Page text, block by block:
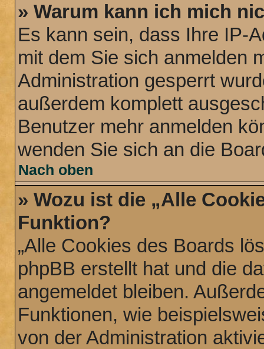
» Warum kann ich mich
Es kann sein, dass Ihre IP-
mit dem Sie sich anmelden
Administration gesperrt
außerdem komplett
Benutzer mehr anmelden
wenden Sie sich an die
Nach oben
» Wozu ist die „Alle
Funktion?
„Alle Cookies des Boards
phpBB erstellt hat und die
angemeldet bleiben.
Funktionen, wie
von der Administration